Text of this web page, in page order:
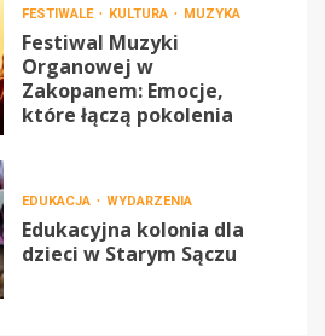
FESTIWALE KULTURA MUZYKA
Festiwal Muzyki
Organowej w
Zakopanem: Emocje,
które łączą pokolenia
EDUKACJA WYDARZENIA
Edukacyjna kolonia dla
dzieci w Starym Sączu